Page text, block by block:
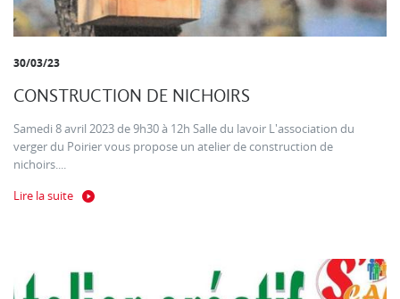
30/03/23
CONSTRUCTION DE NICHOIRS
Samedi 8 avril 2023 de 9h30 à 12h Salle du lavoir L'association du
verger du Poirier vous propose un atelier de construction de
nichoirs....
Lire la suite